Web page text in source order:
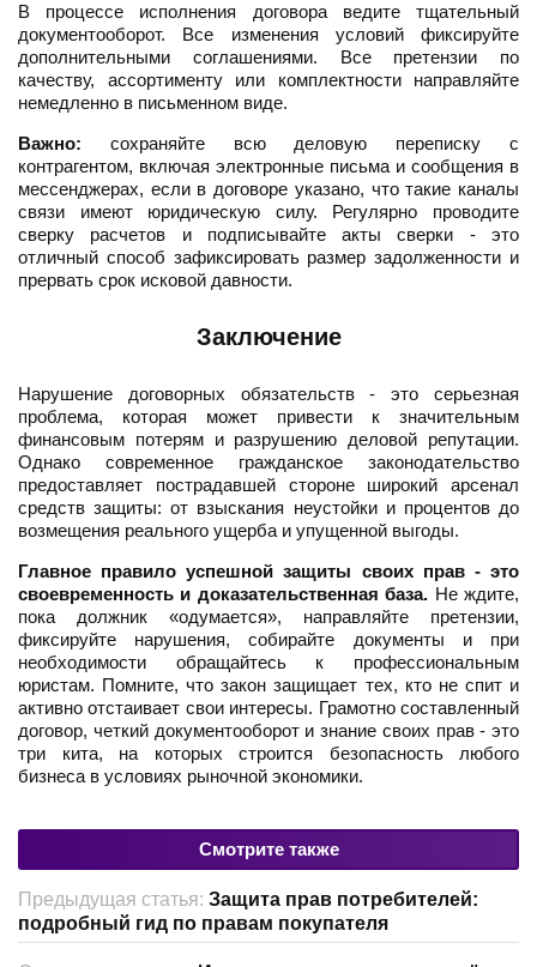
В процессе исполнения договора ведите тщательный
документооборот. Все изменения условий фиксируйте
дополнительными соглашениями. Все претензии по
качеству, ассортименту или комплектности направляйте
немедленно в письменном виде.
Важно: сохраняйте всю деловую переписку с
контрагентом, включая электронные письма и сообщения в
мессенджерах, если в договоре указано, что такие каналы
связи имеют юридическую силу. Регулярно проводите
сверку расчетов и подписывайте акты сверки - это
отличный способ зафиксировать размер задолженности и
прервать срок исковой давности.
Заключение
Нарушение договорных обязательств - это серьезная
проблема, которая может привести к значительным
финансовым потерям и разрушению деловой репутации.
Однако современное гражданское законодательство
предоставляет пострадавшей стороне широкий арсенал
средств защиты: от взыскания неустойки и процентов до
возмещения реального ущерба и упущенной выгоды.
Главное правило успешной защиты своих прав - это
своевременность и доказательственная база. Не ждите,
пока должник «одумается», направляйте претензии,
фиксируйте нарушения, собирайте документы и при
необходимости обращайтесь к профессиональным
юристам. Помните, что закон защищает тех, кто не спит и
активно отстаивает свои интересы. Грамотно составленный
договор, четкий документооборот и знание своих прав - это
три кита, на которых строится безопасность любого
бизнеса в условиях рыночной экономики.
Смотрите также
Предыдущая статья: Защита прав потребителей:
подробный гид по правам покупателя